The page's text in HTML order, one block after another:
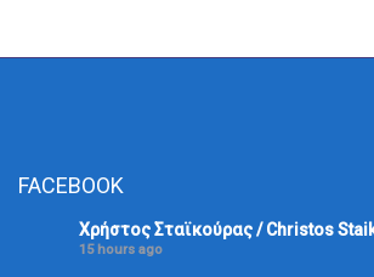
FACEBOOK
Χρήστος Σταϊκούρας / Christos
15 hours ago